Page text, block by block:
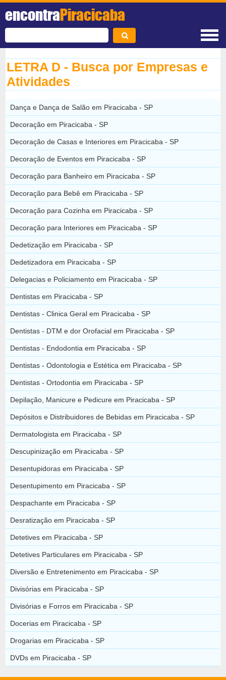
encontraPiracicaba
LETRA D - Busca por Empresas e
Atividades
Dança e Dança de Salão em Piracicaba - SP
Decoração em Piracicaba - SP
Decoração de Casas e Interiores em Piracicaba - SP
Decoração de Eventos em Piracicaba - SP
Decoração para Banheiro em Piracicaba - SP
Decoração para Bebê em Piracicaba - SP
Decoração para Cozinha em Piracicaba - SP
Decoração para Interiores em Piracicaba - SP
Dedetização em Piracicaba - SP
Dedetizadora em Piracicaba - SP
Delegacias e Policiamento em Piracicaba - SP
Dentistas em Piracicaba - SP
Dentistas - Clinica Geral em Piracicaba - SP
Dentistas - DTM e dor Orofacial em Piracicaba - SP
Dentistas - Endodontia em Piracicaba - SP
Dentistas - Odontologia e Estética em Piracicaba - SP
Dentistas - Ortodontia em Piracicaba - SP
Depilação, Manicure e Pedicure em Piracicaba - SP
Depósitos e Distribuidores de Bebidas em Piracicaba - SP
Dermatologista em Piracicaba - SP
Descupinização em Piracicaba - SP
Desentupidoras em Piracicaba - SP
Desentupimento em Piracicaba - SP
Despachante em Piracicaba - SP
Desratização em Piracicaba - SP
Detetives em Piracicaba - SP
Detetives Particulares em Piracicaba - SP
Diversão e Entretenimento em Piracicaba - SP
Divisórias em Piracicaba - SP
Divisórias e Forros em Piracicaba - SP
Docerias em Piracicaba - SP
Drogarias em Piracicaba - SP
DVDs em Piracicaba - SP